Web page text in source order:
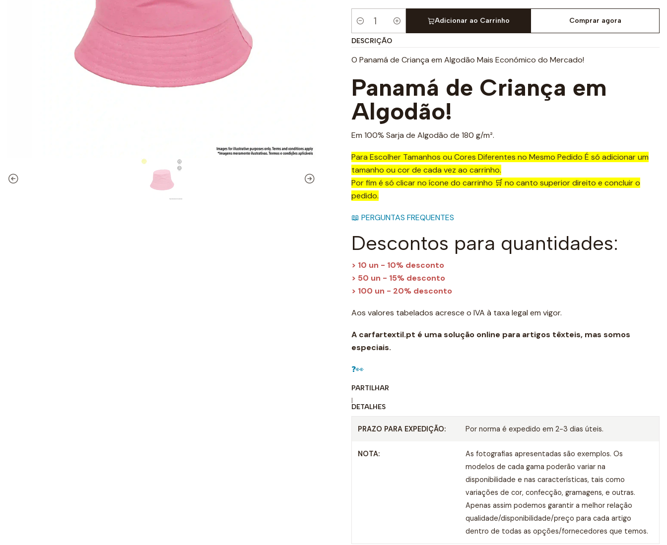
Quantidade
Adicionar ao Carrinho Comprar agora
DESCRIÇÃO
O Panamá de Criança em Algodão Mais Económico do Mercado!
Panamá de Criança em
Algodão!
Em 100% Sarja de Algodão de 180 g/m².
Para Escolher Tamanhos ou Cores Diferentes no Mesmo Pedido É só adicionar um
tamanho ou cor de cada vez ao carrinho.
Por fim é só clicar no ícone do carrinho 🛒 no canto superior direito e concluir o
pedido.
📖 PERGUNTAS FREQUENTES
Descontos para quantidades:
> 10 un - 10% desconto
> 50 un - 15% desconto
> 100 un - 20% desconto
Aos valores tabelados acresce o IVA à taxa legal em vigor.
A carfartextil.pt é uma solução online para artigos têxteis, mas somos
especiais.
❓👀
PARTILHAR
|
DETALHES
PRAZO PARA EXPEDIÇÃO: Por norma é expedido em 2-3 dias úteis.
NOTA:
As fotografias apresentadas são exemplos. Os
modelos de cada gama poderão variar na
disponibilidade e nas características, tais como
variações de cor, confecção, gramagens, e outras.
Apenas assim podemos garantir a melhor relação
qualidade/disponibilidade/preço para cada artigo
dentro de todas as opções/fornecedores que temos.